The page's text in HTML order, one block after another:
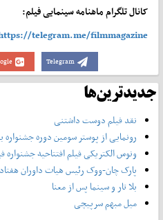
کانال تلگرام ماهنامه سینمایی فیلم:
https://telegram.me/filmmagazine
Telegram
جدیدترین‌ها
نقد فیلم دوست داشتنی
رونمایی از پوستر‌ سومین دوره جشنواره
ونوس الکتریکی فیلم افتتاحیه جشنواره
پارک چان-ووک رئیس هیات داوران
بلا تار و سینما پس از معنا
میل مبهم سرپیچی